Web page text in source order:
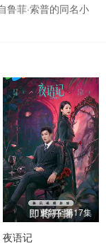
菲·索普的同名小
更新至第17集
夜语记